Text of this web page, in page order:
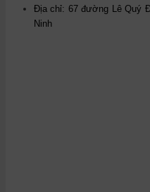
Địa chỉ: 67 đường Lê Quý
Ninh